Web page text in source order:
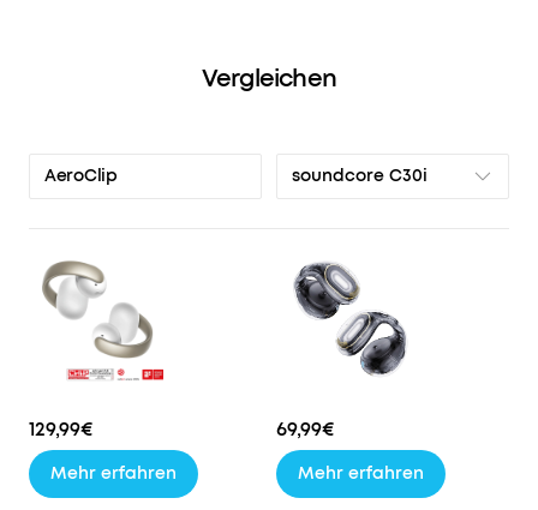
Vergleichen
AeroClip soundcore C30i
129,99€ 69,99€
Mehr erfahren Mehr erfahren